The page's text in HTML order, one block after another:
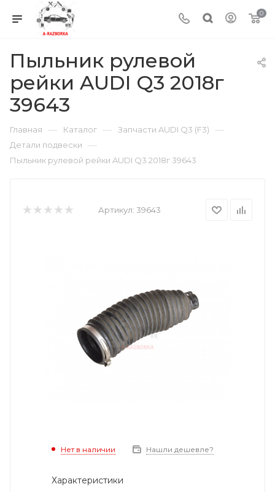
0
Пыльник рулевой
рейки AUDI Q3 2018г
39643
Главная — Каталог — Запчасти AUDI Q3 (F3) —
Детали подвески —
Пыльник рулевой рейки AUDI Q3 2018г 39643
Артикул: 39643
Нет в наличии Нашли дешевле?
Характеристики